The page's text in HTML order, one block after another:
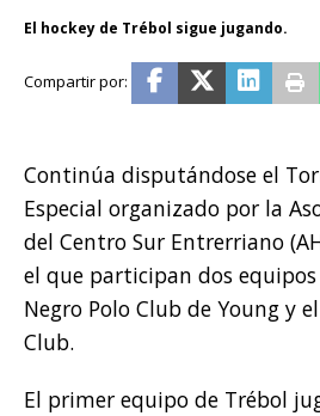
El hockey de Trébol sigue jugando.
Continúa disputándose el
Especial organizado por la
del Centro Sur Entrerriano
el que participan dos
Negro Polo Club de Young y
Club.
El primer equipo de Trébol